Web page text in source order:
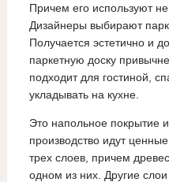
Причем его используют
Дизайнеры выбирают
Получается эстетично и
паркетную доску
подходит для гостиной,
укладывать на кухне.
Это напольное покрытие
производство идут
трех слоев, причем
одном из них. Другие